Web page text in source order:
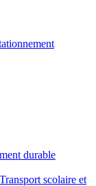
durable
scolaire et